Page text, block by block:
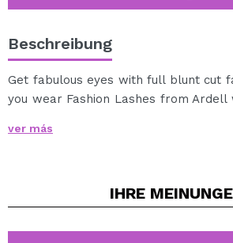
Beschreibung
Get fabulous eyes with full blunt cut
you wear Fashion Lashes from Ardell
Reusable and easy to apply,
convenient way to achieve long,
Lashes are lightweight and
ver más
IHRE